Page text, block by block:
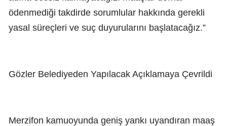
ödenmediği takdirde sorumlular hakkında gerekli
yasal süreçleri ve suç duyurularını başlatacağız.”
Gözler Belediyeden Yapılacak Açıklamaya Çevrildi
Merzifon kamuoyunda geniş yankı uyandıran maaş